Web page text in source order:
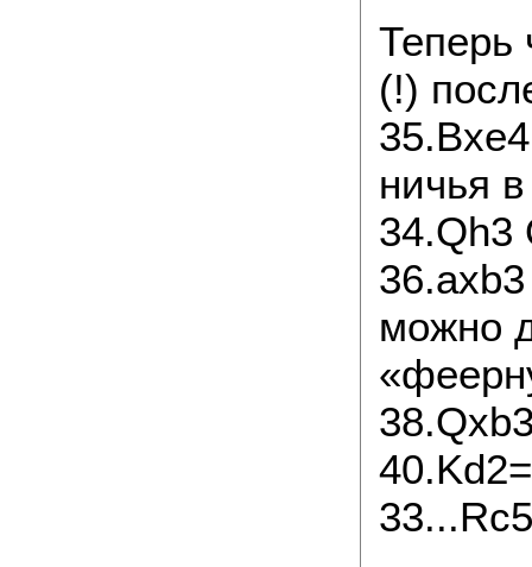
Теперь
(!)
ничья
34.Qh3
можно